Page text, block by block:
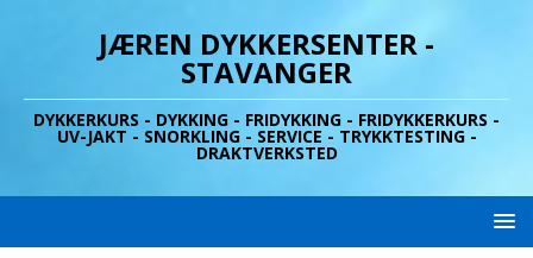
JÆREN DYKKERSENTER -
STAVANGER
DYKKERKURS - DYKKING - FRIDYKKING - FRIDYKKERKURS -
UV-JAKT - SNORKLING - SERVICE - TRYKKTESTING -
DRAKTVERKSTED